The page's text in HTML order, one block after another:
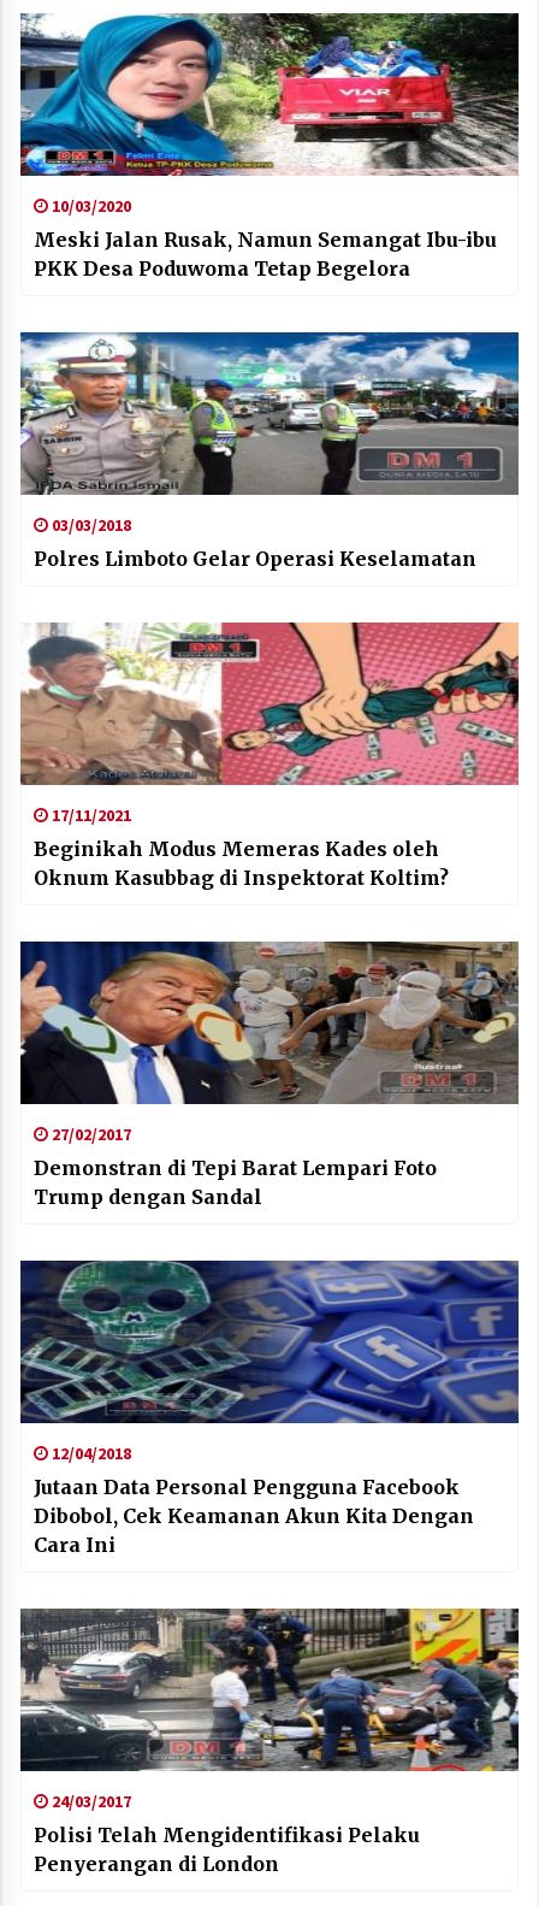
10/03/2020
Meski Jalan Rusak, Namun Semangat Ibu-ibu
PKK Desa Poduwoma Tetap Begelora
03/03/2018
Polres Limboto Gelar Operasi Keselamatan
17/11/2021
Beginikah Modus Memeras Kades oleh
Oknum Kasubbag di Inspektorat Koltim?
27/02/2017
Demonstran di Tepi Barat Lempari Foto
Trump dengan Sandal
12/04/2018
Jutaan Data Personal Pengguna Facebook
Dibobol, Cek Keamanan Akun Kita Dengan
Cara Ini
24/03/2017
Polisi Telah Mengidentifikasi Pelaku
Penyerangan di London